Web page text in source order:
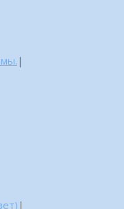
|
|